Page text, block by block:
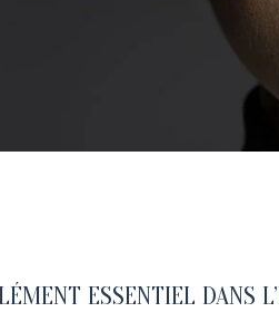
ESSENTIEL DANS